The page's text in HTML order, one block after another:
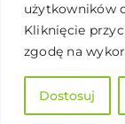
użytkowników
Kliknięcie
zgodę na
Dostosuj
© 2026